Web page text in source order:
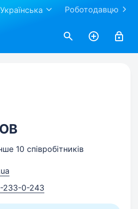
Роботодавцю
Українська
10 співробітників
233-0-243